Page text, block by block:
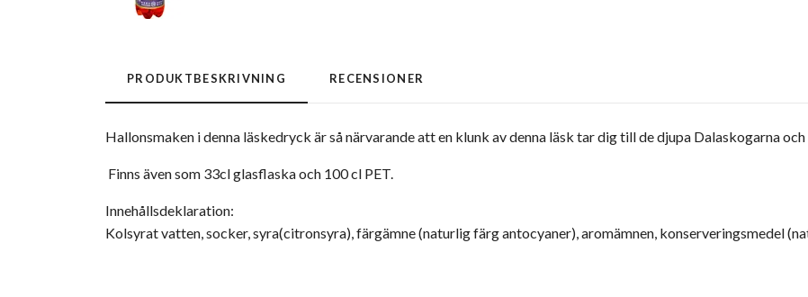
PRODUKTBESKRIVNING RECENSIONER
Hallonsmaken i denna läskedryck är så närvarande att en klunk av denna läsk tar dig till de djupa Dalaskogarna
Finns även som 33cl glasflaska och 100 cl PET.
Innehållsdeklaration:
Kolsyrat vatten, socker, syra(citronsyra), färgämne (naturlig färg antocyaner), aromämnen, konserveringsmedel